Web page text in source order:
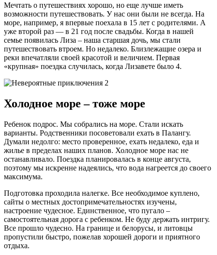
Мечтать о путешествиях хорошо, но еще лучше иметь
возможности путешествовать. У нас они были не всегда. На
море, например, я впервые поехала в 15 лет с родителями. А
уже второй раз — в 21 год после свадьбы. Когда в нашей
семье появилась Лиза – наша старшая дочь, мы стали
путешествовать втроем. Но недалеко. Близлежащие озера и
реки впечатляли своей красотой и величием. Первая
«крупная» поездка случилась, когда Лизавете было 4.
Холодное море – тоже море
Ребенок подрос. Мы собрались на море. Стали искать
варианты. Родственники посоветовали ехать в Палангу.
Думали недолго: место проверенное, ехать недалеко, еда и
жилье в пределах наших планов. Холодное море нас не
останавливало. Поездка планировалась в конце августа,
поэтому мы искренне надеялись, что вода нагреется до своего
максимума.
Подготовка проходила налегке. Все необходимое куплено,
сайты о местных достопримечательностях изучены,
настроение чудесное. Единственное, что пугало –
самостоятельная дорога с ребенком. Не буду держать интригу.
Все прошло чудесно. На границе и белорусы, и литовцы
пропустили быстро, пожелав хорошей дороги и приятного
отдыха.